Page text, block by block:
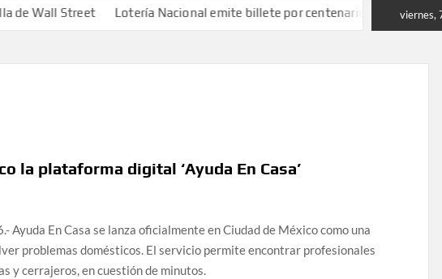
Lotería Nacional emite billete por centenario de la Asociación deviernes,
la plataforma digital ‘Ayuda En Casa’
Ayuda En Casa se lanza oficialmente en Ciudad de México como una
problemas domésticos. El servicio permite encontrar profesionales
y cerrajeros, en cuestión de minutos.